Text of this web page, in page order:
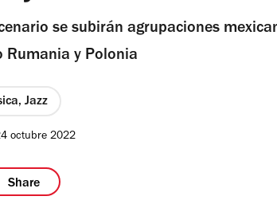
se subirán agrupaciones
Rumania y Polonia
Jazz
octubre 2022
Share